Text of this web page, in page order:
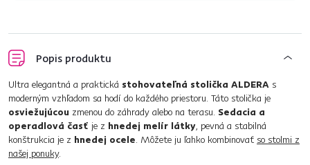
Popis produktu
Ultra elegantná a praktická stohovateľná stolička ALDERA s
moderným vzhľadom sa hodí do každého priestoru. Táto stolička je
osviežujúcou zmenou do záhrady alebo na terasu. Sedacia a
operadlová časť je z hnedej melír látky, pevná a stabilná
konštrukcia je z hnedej ocele. Môžete ju ľahko kombinovať so stolmi z
našej ponuky.